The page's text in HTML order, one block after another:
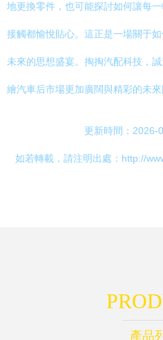
地更換零件，也可能探討如何讓每
接觸都愉悅貼心。這正是一場關于
未來的思想盛宴。掏掏汽配科技，
繪汽車后市場更加廣闊與精彩的未來
更新時間：2026-
如若轉載，請注明出處：http://
產品